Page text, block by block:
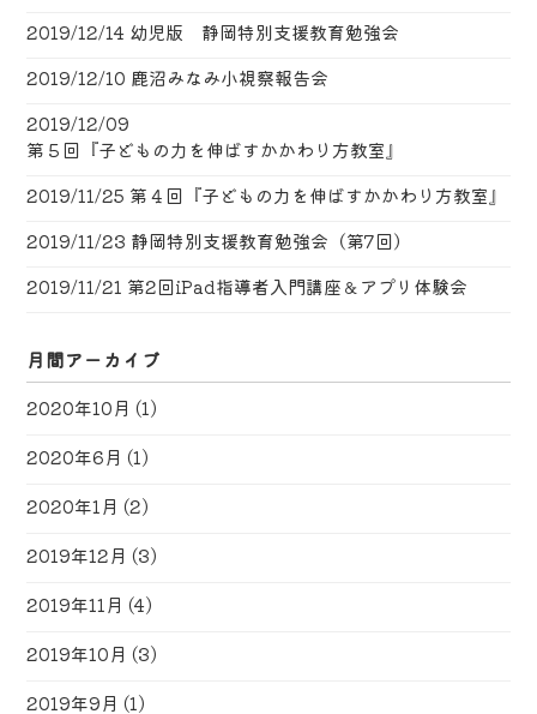
2019/12/14 幼児版 静岡特別支援教育勉強会
2019/12/10 鹿沼みなみ小視察報告会
2019/12/09
第５回『子どもの力を伸ばすかかわり方教室』
2019/11/25 第４回『子どもの力を伸ばすかかわり方教室』
2019/11/23 静岡特別支援教育勉強会（第7回）
2019/11/21 第2回iPad指導者入門講座＆アプリ体験会
月間アーカイブ
2020年10月 (1)
2020年6月 (1)
2020年1月 (2)
2019年12月 (3)
2019年11月 (4)
2019年10月 (3)
2019年9月 (1)